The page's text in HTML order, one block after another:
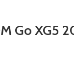
Go XG5